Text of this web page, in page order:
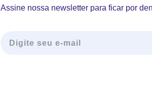
Assine nossa newsletter para ficar por